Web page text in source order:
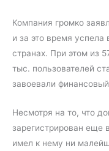
Компания громко
и за это время
странах. При этом из
тыс. пользователей
завоевали
Несмотря на то, что
зарегистрирован еще
имел к нему ни